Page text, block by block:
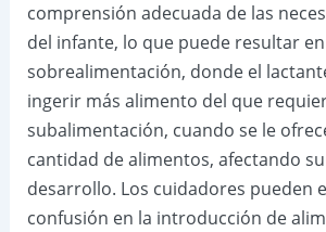
comprensión adecuada de las
del infante, lo que puede resultar
sobrealimentación, donde el
ingerir más alimento del que
subalimentación, cuando se le
cantidad de alimentos, afectando
desarrollo. Los cuidadores pueden
confusión en la introducción de